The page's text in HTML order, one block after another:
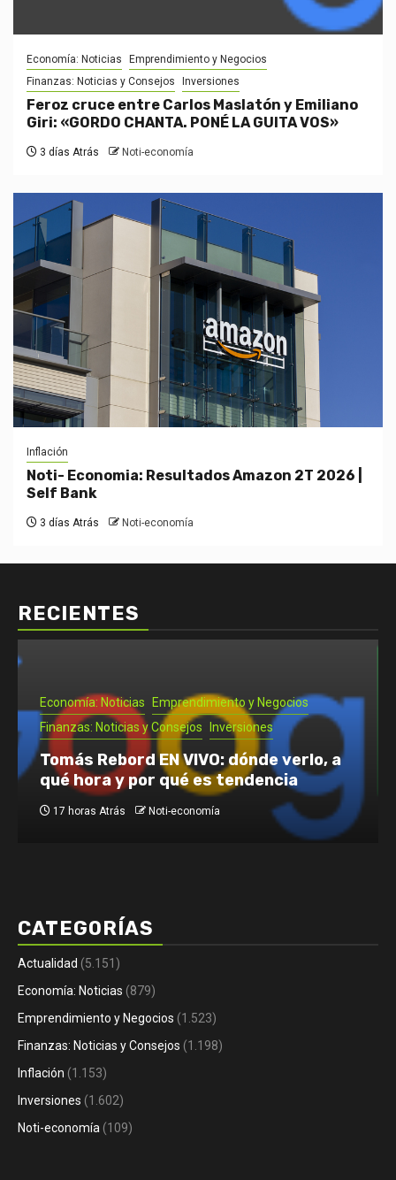
Economía: Noticias
Emprendimiento y Negocios
Finanzas: Noticias y Consejos
Inversiones
Feroz cruce entre Carlos Maslatón y Emiliano
Giri: «GORDO CHANTA. PONÉ LA GUITA VOS»
3 días Atrás Noti-economía
Inflación
Noti- Economia: Resultados Amazon 2T 2026 |
Self Bank
3 días Atrás Noti-economía
RECIENTES
Emprendimiento y Negocios
Noti- Economia: Guía para que un
autónomo se vaya de vacaciones
2 días Atrás Noti-economía
CATEGORÍAS
Actualidad (5.151)
Economía: Noticias (879)
Emprendimiento y Negocios (1.523)
Finanzas: Noticias y Consejos (1.198)
Inflación (1.153)
Inversiones (1.602)
Noti-economía (109)